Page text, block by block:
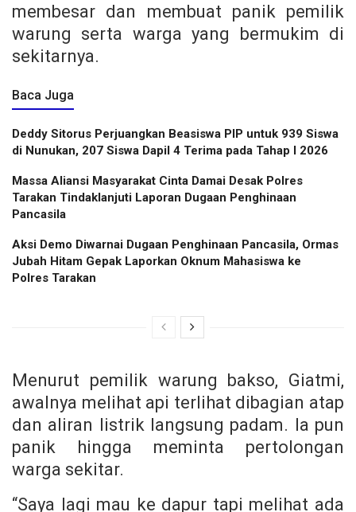
membesar dan membuat panik pemilik
warung serta warga yang bermukim di
sekitarnya.
Baca Juga
Deddy Sitorus Perjuangkan Beasiswa PIP untuk 939 Siswa
di Nunukan, 207 Siswa Dapil 4 Terima pada Tahap I 2026
Massa Aliansi Masyarakat Cinta Damai Desak Polres
Tarakan Tindaklanjuti Laporan Dugaan Penghinaan
Pancasila
Aksi Demo Diwarnai Dugaan Penghinaan Pancasila, Ormas
Jubah Hitam Gepak Laporkan Oknum Mahasiswa ke
Polres Tarakan
Menurut pemilik warung bakso, Giatmi,
awalnya melihat api terlihat dibagian atap
dan aliran listrik langsung padam. Ia pun
panik hingga meminta pertolongan
warga sekitar.
“Saya lagi mau ke dapur tapi melihat ada